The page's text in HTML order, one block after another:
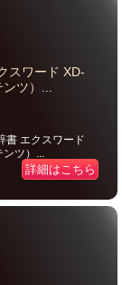
スワード XD-
ツ）...
書 エクスワード
ツ）...
詳細はこちら